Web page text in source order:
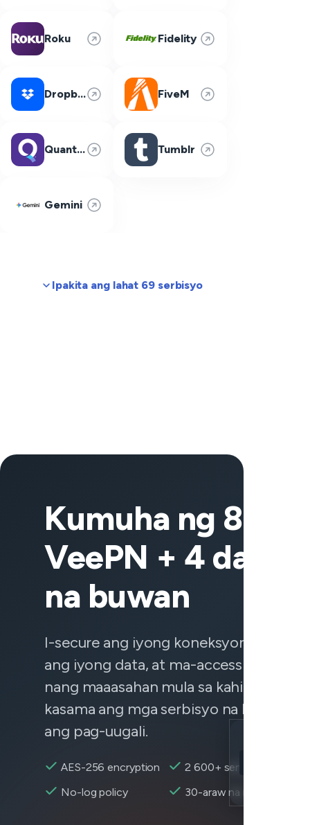
Roku Fidelity
Dropbox FiveM
Quantum Fiber Tumblr
Gemini
Ipakita ang lahat 69 serbisyo
Kumuha ng 83%
VeePN + 4
na buwan
I-secure ang iyong koneksyon,
ang iyong data, at ma-access ang
nang maaasahan mula sa kahit saan —
kasama ang mga serbisyo na hindi
ang pag-uugali.
AES-256 encryption
2 600+ servers
No-log policy
30-araw na refund